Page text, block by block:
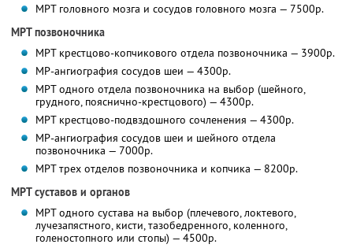
МРТ головного мозга и сосудов головного мозга — 7500р.
МРТ позвоночника
МРТ крестцово-копчикового отдела позвоночника — 3900р.
МР-ангиография сосудов шеи — 4300р.
МРТ одного отдела позвоночника на выбор (шейного,
грудного, пояснично-крестцового) — 4300р.
МРТ крестцово-подвздошного сочленения — 4300р.
МР-ангиография сосудов шеи и шейного отдела
позвоночника — 7000р.
МРТ трех отделов позвоночника и копчика — 8200р.
МРТ суставов и органов
МРТ одного сустава на выбор (плечевого, локтевого,
лучезапястного, кисти, тазобедренного, коленного,
голеностопного или стопы) — 4500р.